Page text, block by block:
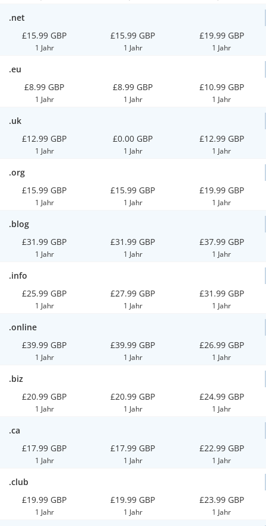
.net
£15.99 GBP
1 Jahr
£15.99 GBP
1 Jahr
£19.99 GBP
1 Jahr
.eu
£8.99 GBP
1 Jahr
£8.99 GBP
1 Jahr
£10.99 GBP
1 Jahr
.uk
£12.99 GBP
1 Jahr
£0.00 GBP
1 Jahr
£12.99 GBP
1 Jahr
.org
£15.99 GBP
1 Jahr
£15.99 GBP
1 Jahr
£19.99 GBP
1 Jahr
.blog
£31.99 GBP
1 Jahr
£31.99 GBP
1 Jahr
£37.99 GBP
1 Jahr
.info
£25.99 GBP
1 Jahr
£27.99 GBP
1 Jahr
£31.99 GBP
1 Jahr
.online
£39.99 GBP
1 Jahr
£39.99 GBP
1 Jahr
£26.99 GBP
1 Jahr
.biz
£20.99 GBP
1 Jahr
£20.99 GBP
1 Jahr
£24.99 GBP
1 Jahr
.ca
£17.99 GBP
1 Jahr
£17.99 GBP
1 Jahr
£22.99 GBP
1 Jahr
.club
£19.99 GBP
1 Jahr
£19.99 GBP
1 Jahr
£23.99 GBP
1 Jahr